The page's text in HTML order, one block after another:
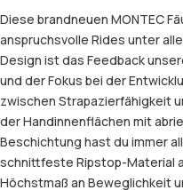
Diese brandneuen MONTEC
anspruchsvolle Rides unter
Design ist das Feedback
und der Fokus bei der
zwischen Strapazierfähigkeit
der Handinnenflächen mit
Beschichtung hast du immer
schnittfeste Ripstop-Material
Höchstmaß an Beweglichkeit